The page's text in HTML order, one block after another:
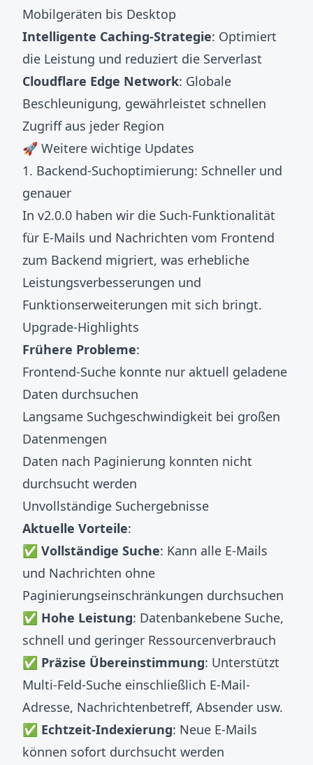
Mobilgeräten bis Desktop
Intelligente Caching-Strategie: Optimiert
die Leistung und reduziert die Serverlast
Cloudflare Edge Network: Globale
Beschleunigung, gewährleistet schnellen
Zugriff aus jeder Region
🚀 Weitere wichtige Updates
1. Backend-Suchoptimierung: Schneller und
genauer
In v2.0.0 haben wir die Such-Funktionalität
für E-Mails und Nachrichten vom Frontend
zum Backend migriert, was erhebliche
Leistungsverbesserungen und
Funktionserweiterungen mit sich bringt.
Upgrade-Highlights
Frühere Probleme:
Frontend-Suche konnte nur aktuell geladene
Daten durchsuchen
Langsame Suchgeschwindigkeit bei großen
Datenmengen
Daten nach Paginierung konnten nicht
durchsucht werden
Unvollständige Suchergebnisse
Aktuelle Vorteile:
✅ Vollständige Suche: Kann alle E-Mails
und Nachrichten ohne
Paginierungseinschränkungen durchsuchen
✅ Hohe Leistung: Datenbankebene Suche,
schnell und geringer Ressourcenverbrauch
✅ Präzise Übereinstimmung: Unterstützt
Multi-Feld-Suche einschließlich E-Mail-
Adresse, Nachrichtenbetreff, Absender usw.
✅ Echtzeit-Indexierung: Neue E-Mails
können sofort durchsucht werden